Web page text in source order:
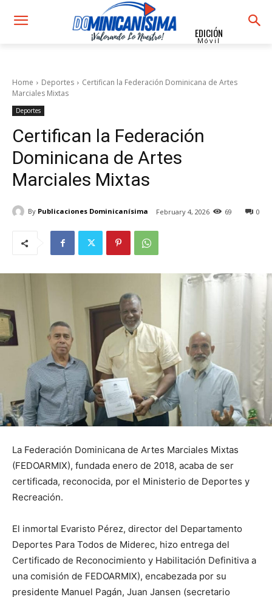
EDICIÓN
Móvil
Home Deportes
Certifican la Federación Dominicana de Artes
Marciales Mixtas
Deportes
Certifican la Federación
Dominicana de Artes
Marciales Mixtas
By Publicaciones Dominicanísima February 4, 2026 0
69
La Federación Dominicana de Artes Marciales Mixtas
(FEDOARMIX), fundada enero de 2018, acaba de ser
certificada, reconocida, por el Ministerio de Deportes y
Recreación.
El inmortal Evaristo Pérez, director del Departamento
Deportes Para Todos de Miderec, hizo entrega del
Certificado de Reconocimiento y Habilitación Definitiva a
una comisión de FEDOARMIX), encabezada por su
presidente Manuel Pagán, Juan Jansen (secretario